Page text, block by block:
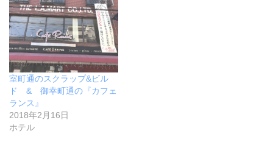
室町通のスクラップ&ビル
ド & 御幸町通の『カフェ
ランス』
2018年2月16日
ホテル